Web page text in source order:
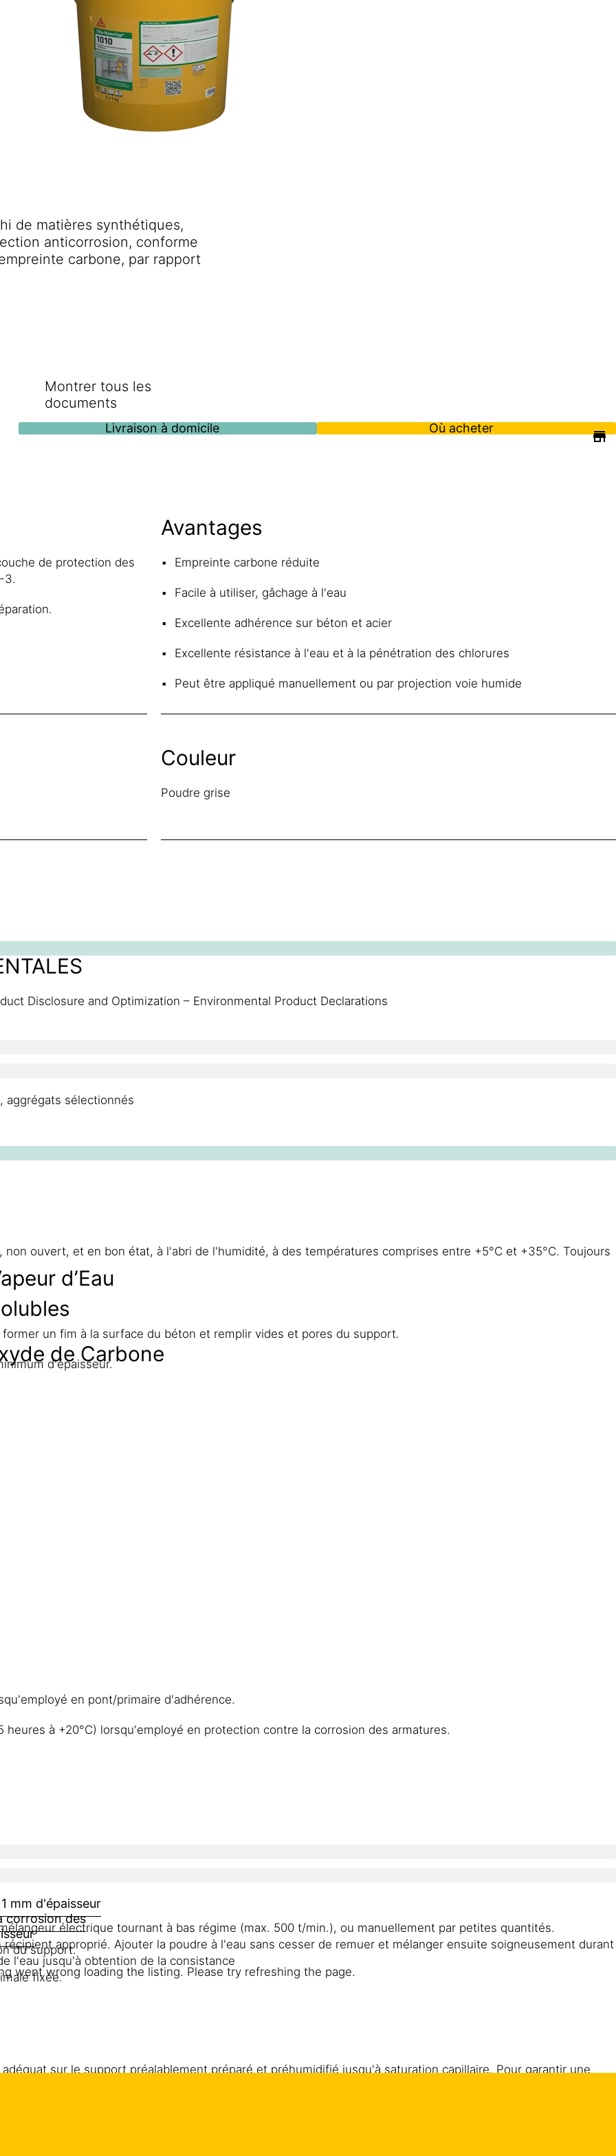
de matières synthétiques,
anticorrosion, conforme
carbone, par rapport
Montrer tous les
documents
Où acheter
Livraison à domicile
de protection des
3.
Avantages
Empreinte carbone réduite
Facile à utiliser, gâchage à l'eau
Excellente adhérence sur béton et acier
Excellente résistance à l'eau et à la pénétration des chlorures
Peut être appliqué manuellement ou par projection voie humide
Couleur
Poudre grise
Disclosure and Optimization – Environmental Product Declarations
aggrégats sélectionnés
ouvert, et en bon état, à l'abri de l'humidité, à des températures comprises entre +5°C et +35°C. Toujours
d’Eau
de Carbone
un fim à la surface du béton et remplir vides et pores du support.
d'épaisseur.
en pont/primaire d'adhérence.
à +20°C) lorsqu'employé en protection contre la corrosion des armatures.
mm d'épaisseur
corrosion des
du support.
électrique tournant à bas régime (max. 500 t/min.), ou manuellement par petites quantités.
approprié. Ajouter la poudre à l'eau sans cesser de remuer et mélanger ensuite soigneusement durant
l'eau jusqu'à obtention de la consistance
fixée.
sur le support préalablement préparé et préhumidifié jusqu'à saturation capillaire. Pour garantir une
sur frais sur le coulis d'adhérence appliqué.
went wrong loading the listing. Please try refreshing the page.